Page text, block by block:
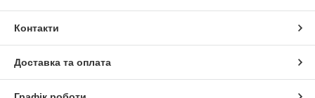
Контакти
Доставка та оплата